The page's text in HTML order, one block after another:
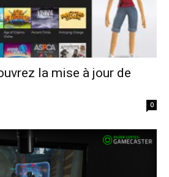
la mise à jour de
0